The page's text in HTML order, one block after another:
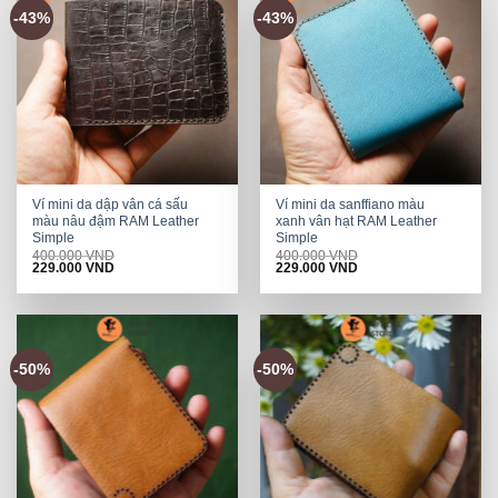
-43%
Ví mini da dập vân cá sấu
màu nâu đậm RAM Leather
Simple
400.000VND
Original
was:
229.000VNDCurrent
is:
-43%
Ví mini da sanffiano màu
xanh vân hạt RAM Leather
Simple
400.000VND
Original
was:
229.000VNDCurrent
is:
-50% -50%